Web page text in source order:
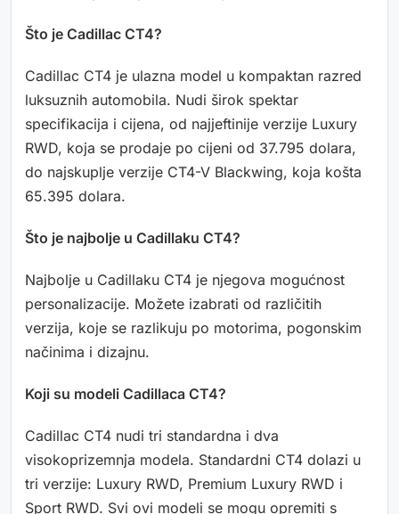
Što je Cadillac CT4?
Cadillac CT4 je ulazna model u kompaktan razred
luksuznih automobila. Nudi širok spektar
specifikacija i cijena, od najjeftinije verzije Luxury
RWD, koja se prodaje po cijeni od 37.795 dolara,
do najskuplje verzije CT4-V Blackwing, koja košta
65.395 dolara.
Što je najbolje u Cadillaku CT4?
Najbolje u Cadillaku CT4 je njegova mogućnost
personalizacije. Možete izabrati od različitih
verzija, koje se razlikuju po motorima, pogonskim
načinima i dizajnu.
Koji su modeli Cadillaca CT4?
Cadillac CT4 nudi tri standardna i dva
visokoprizemnja modela. Standardni CT4 dolazi u
tri verzije: Luxury RWD, Premium Luxury RWD i
Sport RWD. Svi ovi modeli se mogu opremiti s